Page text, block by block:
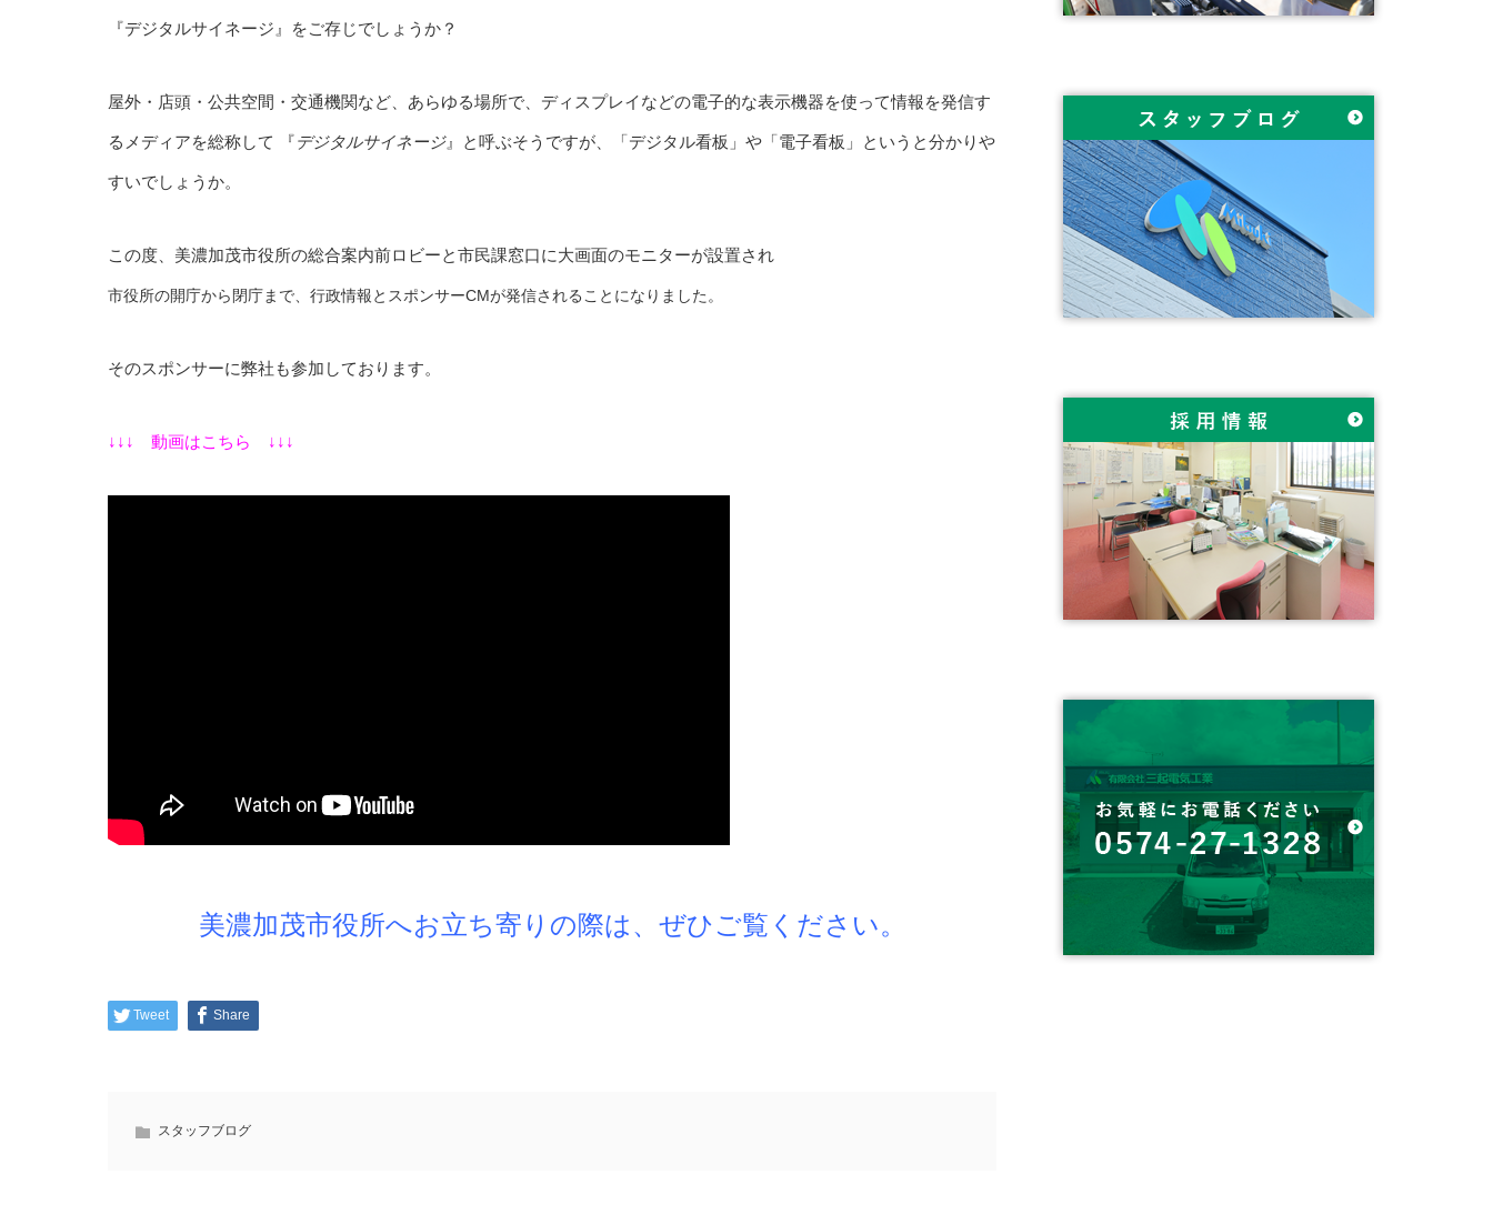
『デジタルサイネージ』をご存じでしょうか？
屋外・店頭・公共空間・交通機関など、あらゆる場所で、ディスプレイなどの電子的な表示機器を使って情報を発信す
るメディアを総称して 『デジタルサイネージ』と呼ぶそうですが、「デジタル看板」や「電子看板」というと分かりや
すいでしょうか。
この度、美濃加茂市役所の総合案内前ロビーと市民課窓口に大画面のモニターが設置され
市役所の開庁から閉庁まで、行政情報とスポンサーCMが発信されることになりました。
そのスポンサーに弊社も参加しております。
↓↓↓ 動画はこちら ↓↓↓
美濃加茂市役所へお立ち寄りの際は、ぜひご覧ください。
Tweet Share
スタッフブログ